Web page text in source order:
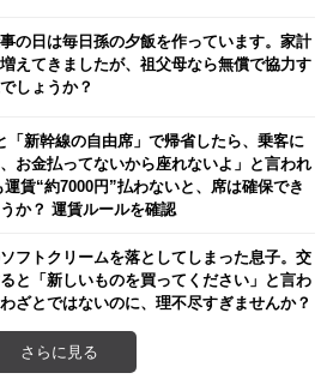
の日は毎日孫の夕飯を作っています。家計
えてきましたが、祖父母なら無償で協力す
しょうか？
「新幹線の自由席」で帰省したら、乗客に
、お金払ってないから座れないよ」と言われ
賃“約7000円”払わないと、席は確保でき
か？ 運賃ルールを確認
フトクリームを落としてしまった息子。交
と「新しいものを買ってください」と言わ
ざとではないのに、理不尽すぎませんか？
さらに見る